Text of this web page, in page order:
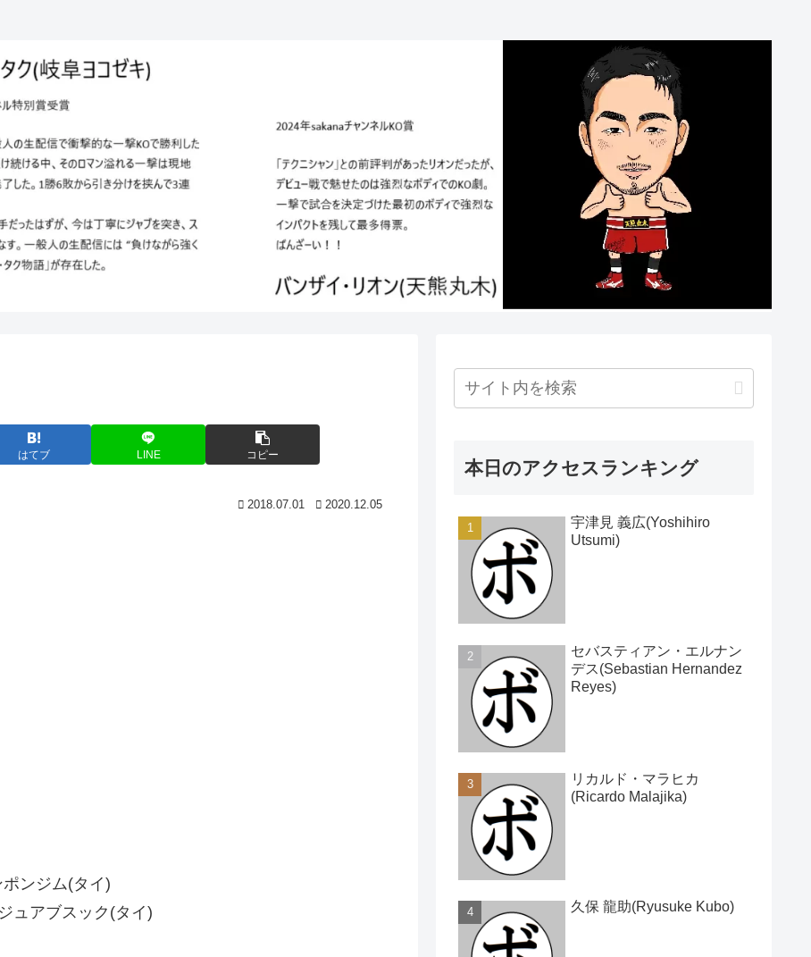
はてブ LINE コピー
2018.07.01 2020.12.05
ンジム(タイ)
アブスック(タイ)
本日のアクセスランキング
宇津見 義広(Yoshihiro
Utsumi)
セバスティアン・エルナン
デス(Sebastian Hernandez
Reyes)
リカルド・マラヒカ
(Ricardo Malajika)
久保 龍助(Ryusuke Kubo)